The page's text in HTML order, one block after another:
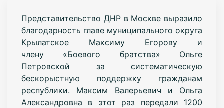
Представительство ДНР в Москве выразило
благодарность главе муниципального округа
Крылатское Максиму Егорову и
члену «Боевого братства» Ольге
Петровской за систематическую
бескорыстную поддержку гражданам
республики. Максим Валерьевич и Ольга
Александровна в этот раз передали 1200